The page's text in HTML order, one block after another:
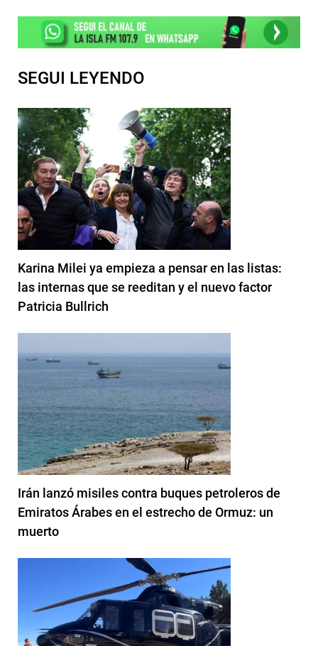
SEGUI LEYENDO
Karina Milei ya empieza a pensar en las listas:
las internas que se reeditan y el nuevo factor
Patricia Bullrich
Irán lanzó misiles contra buques petroleros de
Emiratos Árabes en el estrecho de Ormuz: un
muerto